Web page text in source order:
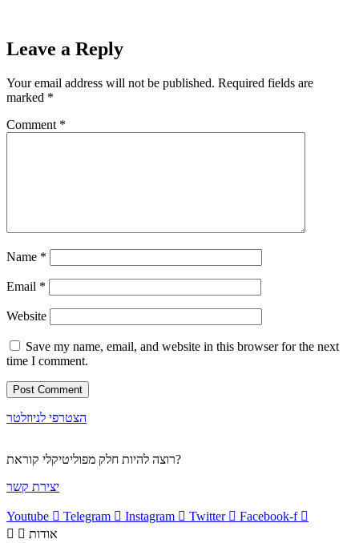
Leave a Reply
Your email address will not be published. Required fields are
marked *
Comment *
Name *
Email *
Website
Save my name, email, and website in this browser for the next
time I comment.
הצטרפי לניוזלטר
רוצה להיות חלק מפוליטיקלי קוראת?
יצירת קשר
Youtube Telegram Instagram Twitter
Facebook-f
אודות